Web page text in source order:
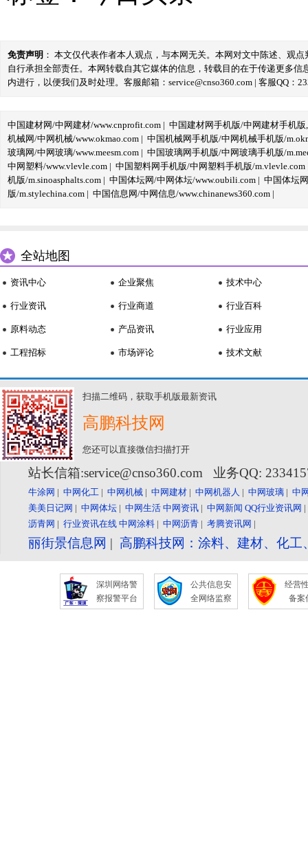
免责声明 ： 本文仅代表作者本人观点，与本网无关。本网对文中陈述、观
自行承担全部责任。本网转载自其它媒体的信息，转载目的在于传递更多
内进行，以便我们及时处理。客服邮箱：service@cnso360.com | 客服QQ：
中国建材网/中网建材/www.cnprofit.com | 中国建材网手机版/中网建材手机版
机械网/中网机械/www.okmao.com | 中国机械网手机版/中网机械手机版/
玻璃网/中网玻璃/www.meesm.com | 中国玻璃网手机版/中网玻璃手机版/
中网塑料/www.vlevle.com | 中国塑料网手机版/中网塑料手机版/m.vlevle.com
机版/m.sinoasphalts.com | 中国体坛网/中网体坛/www.oubili.com | 中国体坛
版/m.stylechina.com | 中国信息网/中网信息/www.chinanews360.com |
全站地图
资讯中心
行业资讯
原料动态
工程招标
企业聚焦
行业商道
产品资讯
市场评论
技术中心
行业百科
行业应用
技术文献
扫描二维码，获取手机版最新资讯
高鹏科技网
您还可以直接微信扫描打开
站长信箱:service@cnso360.com 业务QQ:
牛涂网 | 中网化工 | 中网机械 | 中网建材 | 中网机器人 | 中网玻璃 | 中
美美日记网 | 中网体坛 | 中网生活 中网资讯 | 中网新闻 QQ行业资讯网
沥青网 | 行业资讯在线 中网涂料 | 中网沥青 | 考腾资讯网 |
丽街景信息网 | 高鹏科技网：涂料、建材、化
深圳网络警
察报警平台
公共信息安
全网络监察
经营
备案